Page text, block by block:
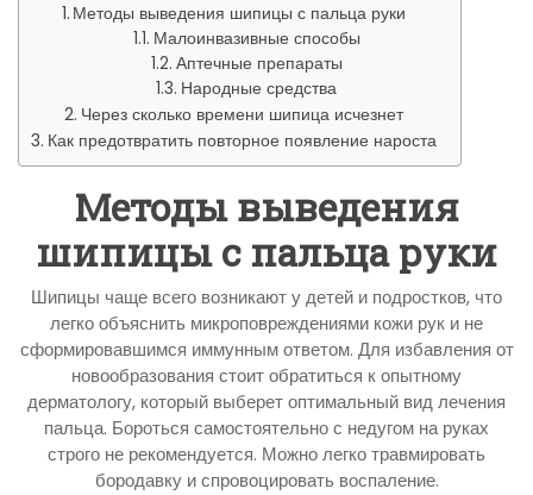
Методы выведения шипицы с пальца руки
Малоинвазивные способы
Аптечные препараты
Народные средства
Через сколько времени шипица исчезнет
Как предотвратить повторное появление нароста
Методы выведения
шипицы с пальца руки
Шипицы чаще всего возникают у детей и подростков, что
легко объяснить микроповреждениями кожи рук и не
сформировавшимся иммунным ответом. Для избавления от
новообразования стоит обратиться к опытному
дерматологу, который выберет оптимальный вид лечения
пальца. Бороться самостоятельно с недугом на руках
строго не рекомендуется. Можно легко травмировать
бородавку и спровоцировать воспаление.